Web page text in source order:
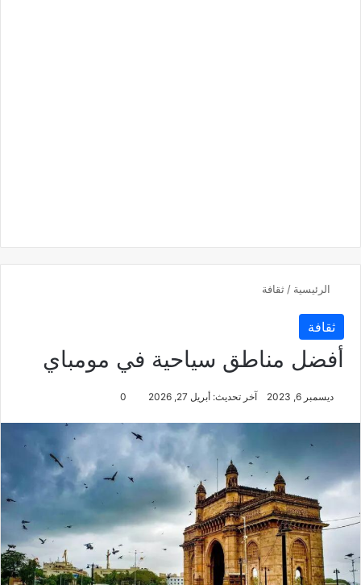
الرئيسية / ثقافة
ثقافة
أفضل مناطق سياحية في مومباي
ديسمبر 6, 2023 آخر تحديث: أبريل 27, 2026 0